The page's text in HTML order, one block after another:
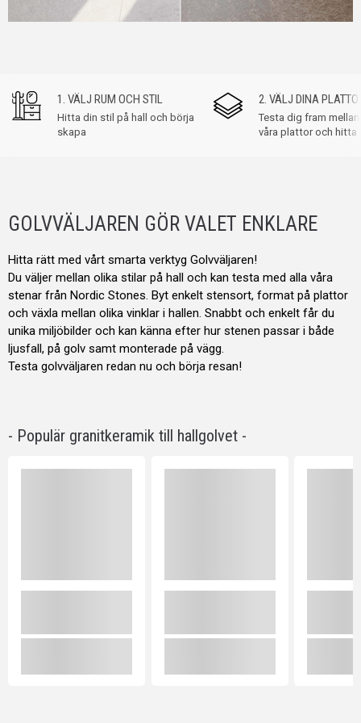
1. VÄLJ RUM OCH STIL
Hitta din stil på hall och börja
skapa
2. VÄLJ DINA
Testa dig fram mellan
våra plattor och hitta
GOLVVÄLJAREN GÖR VALET ENKLARE
Hitta rätt med vårt smarta verktyg Golvväljaren!
Du väljer mellan olika stilar på hall och kan testa med alla våra
stenar från Nordic Stones. Byt enkelt stensort, format på plattor
och växla mellan olika vinklar i hallen. Snabbt och enkelt får du
unika miljöbilder och kan känna efter hur stenen passar i både
ljusfall, på golv samt monterade på vägg.
Testa golvväljaren redan nu och börja resan!
- Populär granitkeramik till hallgolvet -